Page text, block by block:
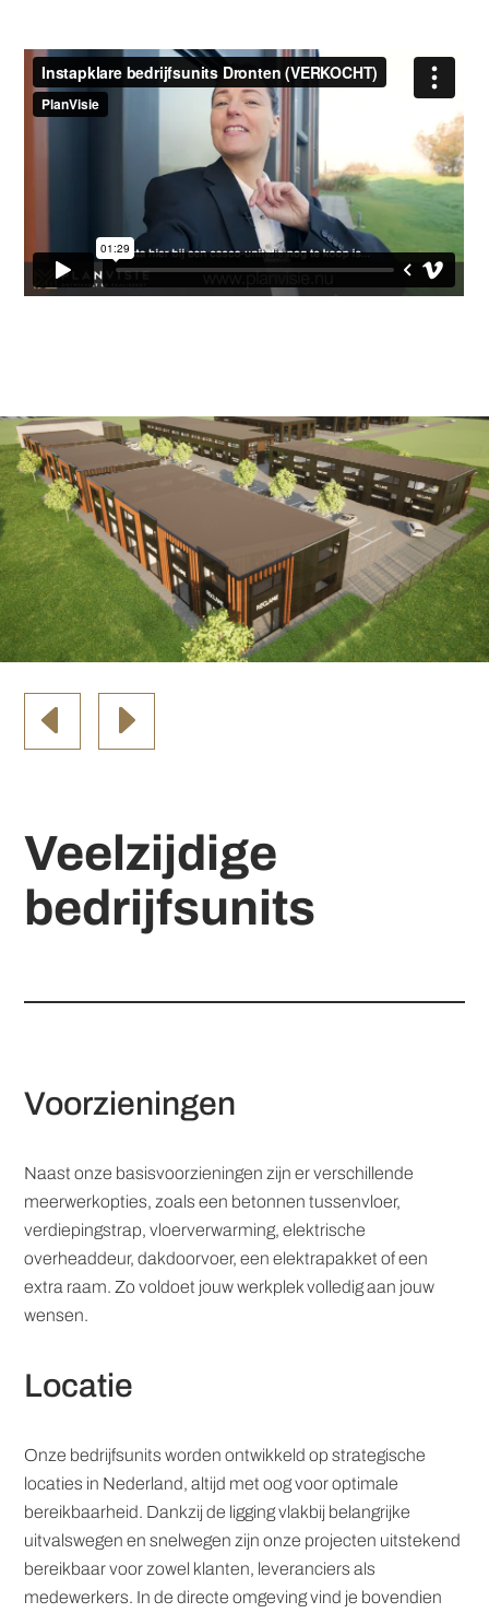
Veelzijdige
Naast onze basisvoorzieningen zijn er verschillende
meerwerkopties, zoals een betonnen tussenvloer,
verdiepingstrap, vloerverwarming, elektrische
Onze bedrijfsunits worden ontwikkeld op strategische
locaties in Nederland, altijd met oog voor optimale
bereikbaarheid. Dankzij de ligging vlakbij belangrijke
uitvalswegen en snelwegen zijn onze projecten uitstekend